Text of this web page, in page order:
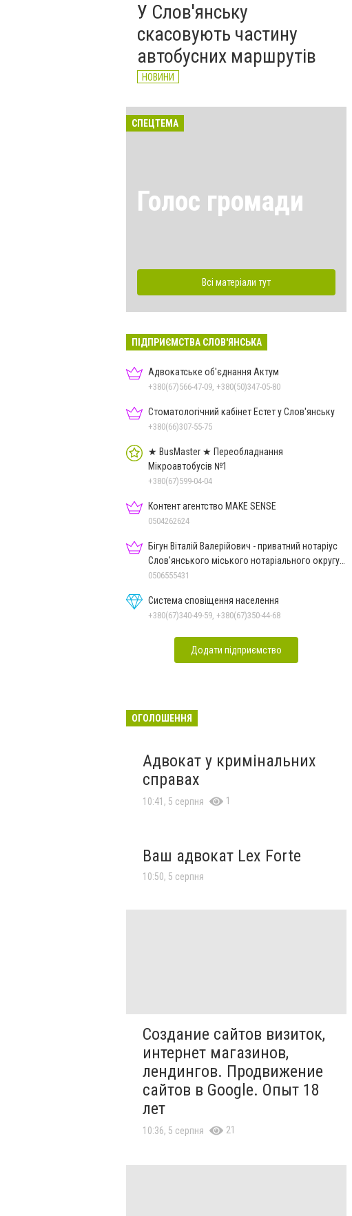
У Слов'янську
скасовують частину
автобусних маршрутів
НОВИНИ
СПЕЦТЕМА
Голос громади
Всі матеріали тут
ПІДПРИЄМСТВА СЛОВ'ЯНСЬКА
Адвокатське об'єднання Актум
+380(67)566-47-09, +380(50)347-05-80
Стоматологічний кабінет Естет у Слов'янську
+380(66)307-55-75
★ BusMaster ★ Переобладнання
Мікроавтобусів №1
+380(67)599-04-04
Контент агентство MAKE SENSE
0504262624
Бігун Віталій Валерійович - приватний нотаріус
Слов'янського міського нотаріального округу
Дон.обл.
0506555431
Система сповіщення населення
+380(67)340-49-59, +380(67)350-44-68
Додати підприємство
ОГОЛОШЕННЯ
Адвокат у кримінальних
справах
10:41, 5 серпня 1
Ваш адвокат Lex Forte
10:50, 5 серпня
Создание сайтов визиток,
интернет магазинов,
лендингов. Продвижение
сайтов в Google. Опыт 18
лет
10:36, 5 серпня 21